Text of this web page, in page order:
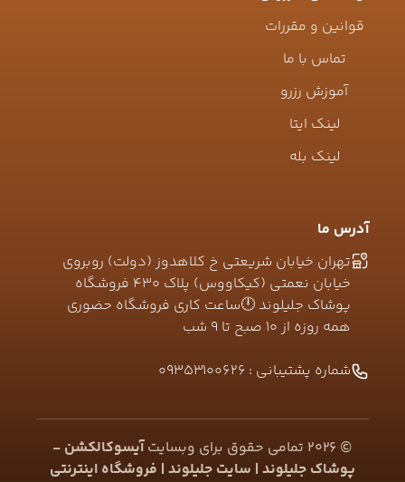
قوانین و مقررات
تماس با ما
آموزش رزرو
لینک ایتا
لینک بله
آدرس ما
تهران خیابان شریعتی خ کلاهدوز (دولت) روبروی
خیابان نعمتی (کیکاووس) پلاک ۴۳۰ فروشگاه
پوشاک جلیلوند 🕛ساعت کاری فروشگاه حضوری
همه روزه از ۱۰ صبح تا ۹ شب
شماره پشتیبانی : 09353100626
©
2026 تمامی حقوق برای وبسایتآیسوکالکشن -
پوشاک جلیلوند | سایت جلیلوند | فروشگاه اینترنتی